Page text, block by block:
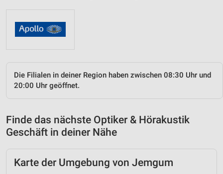
Die Filialen in deiner Region haben zwischen 08:30 Uhr und
20:00 Uhr geöffnet.
Finde das nächste Optiker & Hörakustik
Geschäft in deiner Nähe
Karte der Umgebung von Jemgum